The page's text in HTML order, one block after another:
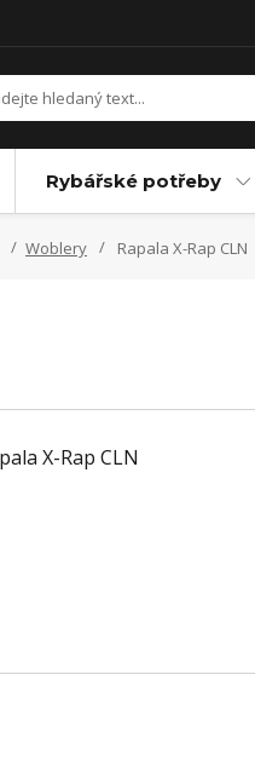
Rybářské potřeby
Woblery Rapala X-Rap CLN